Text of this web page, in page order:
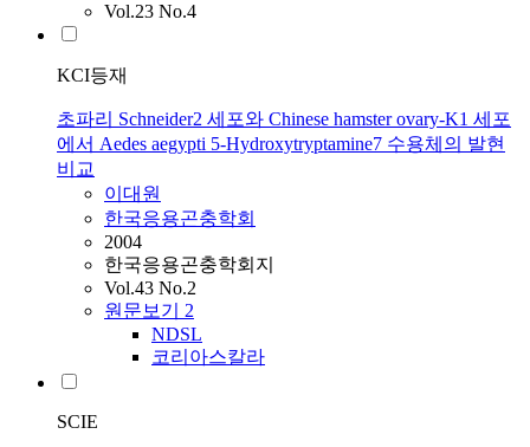
Vol.23 No.4
KCI등재
초파리 Schneider2 세포와 Chinese hamster ovary-K1 세포
에서 Aedes aegypti 5-Hydroxytryptamine7 수용체의 발현
비교
이대원
한국응용곤충학회
2004
한국응용곤충학회지
Vol.43 No.2
원문보기 2
NDSL
코리아스칼라
SCIE